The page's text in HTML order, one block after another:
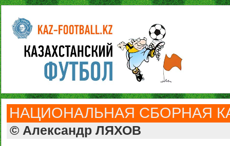
НАЦИОНАЛЬНАЯ СБОРНАЯ
© Александр ЛЯХОВ